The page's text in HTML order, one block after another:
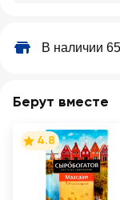
В наличии
Берут вместе
4.8